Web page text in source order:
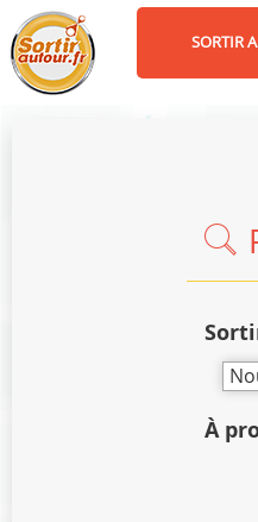
SORTIR
À
Panneau de gestion des